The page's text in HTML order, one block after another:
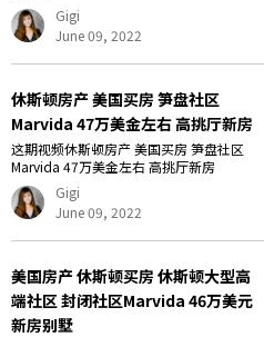
Gigi
June 09, 2022
休斯顿房产 美国买房 笋盘社区
Marvida 47万美金左右 高挑厅新房
这期视频休斯顿房产 美国买房 笋盘社区
Marvida 47万美金左右 高挑厅新房
Gigi
June 09, 2022
美国房产 休斯顿买房 休斯顿大型高
端社区 封闭社区Marvida 46万美元
新房别墅